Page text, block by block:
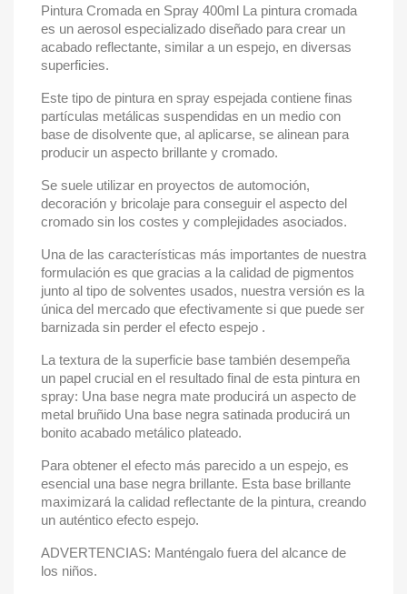
Pintura Cromada en Spray 400ml La pintura cromada
es un aerosol especializado diseñado para crear un
acabado reflectante, similar a un espejo, en diversas
superficies.
Este tipo de pintura en spray espejada contiene finas
partículas metálicas suspendidas en un medio con
base de disolvente que, al aplicarse, se alinean para
producir un aspecto brillante y cromado.
Se suele utilizar en proyectos de automoción,
decoración y bricolaje para conseguir el aspecto del
cromado sin los costes y complejidades asociados.
Una de las características más importantes de nuestra
formulación es que gracias a la calidad de pigmentos
junto al tipo de solventes usados, nuestra versión es la
única del mercado que efectivamente si que puede ser
barnizada sin perder el efecto espejo .
La textura de la superficie base también desempeña
un papel crucial en el resultado final de esta pintura en
spray: Una base negra mate producirá un aspecto de
metal bruñido Una base negra satinada producirá un
bonito acabado metálico plateado.
Para obtener el efecto más parecido a un espejo, es
esencial una base negra brillante. Esta base brillante
maximizará la calidad reflectante de la pintura, creando
un auténtico efecto espejo.
ADVERTENCIAS: Manténgalo fuera del alcance de
los niños.